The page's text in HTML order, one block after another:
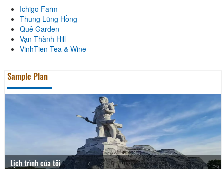
Ichigo Farm
Thung Lũng Hồng
Quê Garden
Vạn Thành Hill
VinhTien Tea & Wine
Sample Plan
Lịch trình của tôi